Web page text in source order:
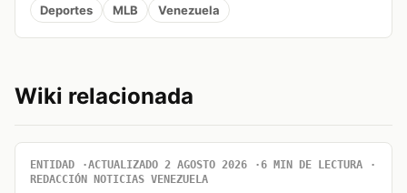
Deportes MLB Venezuela
Wiki relacionada
ENTIDAD ACTUALIZADO 2 AGOSTO 2026
6 MIN DE LECTURA
REDACCIÓN NOTICIAS VENEZUELA